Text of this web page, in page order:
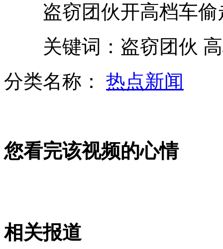
中国空军新型战机实弹攻击弹无虚发
盗窃团伙开高档车偷
关键词：盗窃团伙 高
分类名称： 热点新闻
您看完该视频的心情
相关报道